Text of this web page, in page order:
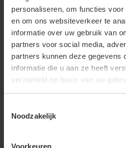
personaliseren, om functies
en om ons websiteverkeer te
informatie over uw gebruik van
partners voor social media,
partners kunnen deze gegevens
informatie die u aan ze heeft
verzameld op basis van uw
Noodzakelijk
Voorkeuren
Zo worden wij
behulpzame boer. Mooie